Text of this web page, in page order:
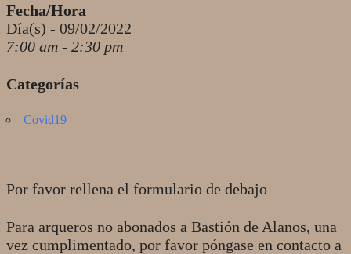
Fecha/Hora
Día(s) - 09/02/2022
7:00 am - 2:30 pm
Categorías
Covid19
Por favor rellena el formulario de debajo
Para arqueros no abonados a Bastión de Alanos, una
vez cumplimentado, por favor póngase en contacto a